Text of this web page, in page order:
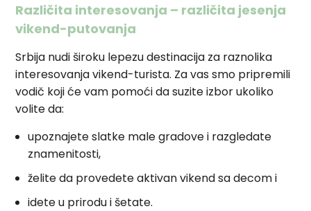
Različita interesovanja – različita jesenja
vikend-putovanja
Srbija nudi široku lepezu destinacija za raznolika
interesovanja vikend-turista. Za vas smo pripremili
vodič koji će vam pomoći da suzite izbor ukoliko
volite da:
upoznajete slatke male gradove i razgledate
znamenitosti,
želite da provedete aktivan vikend sa decom i
idete u prirodu i šetate.